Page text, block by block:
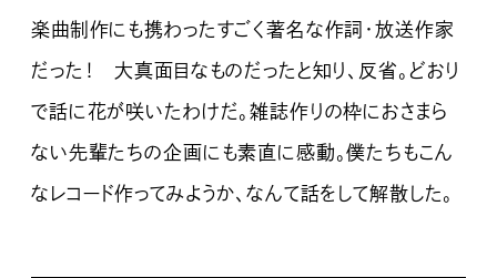
楽曲制作にも携わったすごく著名な作詞・放送作家
だった！ 大真面目なものだったと知り、反省。どおり
で話に花が咲いたわけだ。雑誌作りの枠におさまら
ない先輩たちの企画にも素直に感動。僕たちもこん
なレコード作ってみようか、なんて話をして解散した。